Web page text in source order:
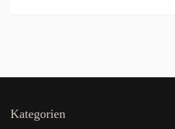
Kategorien